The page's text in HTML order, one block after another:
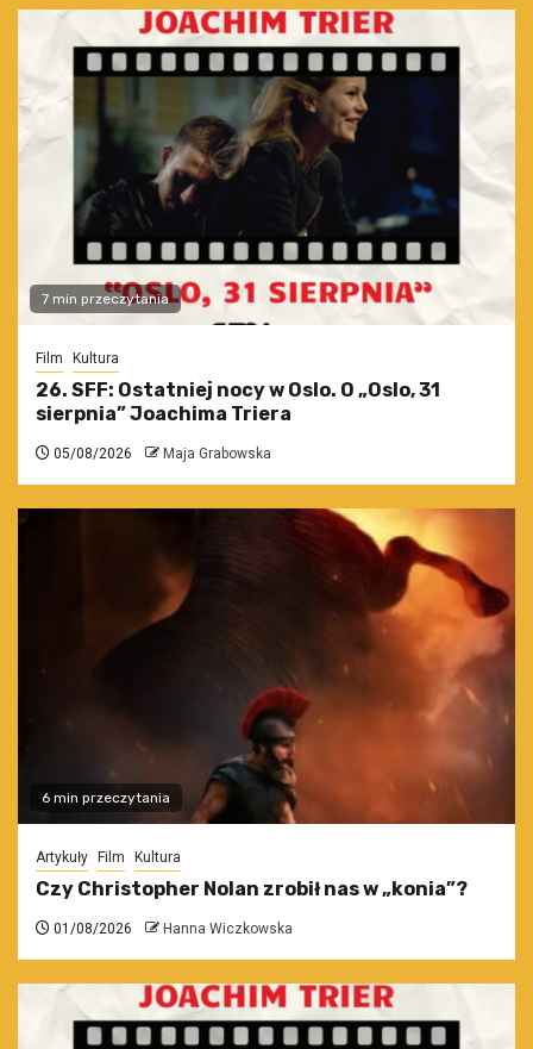
7 min przeczytania
Film Kultura
26. SFF: Ostatniej nocy w Oslo. O „Oslo, 31
sierpnia” Joachima Triera
05/08/2026 Maja Grabowska
6 min przeczytania
Artykuły Film Kultura
Czy Christopher Nolan zrobił nas w „konia”?
01/08/2026 Hanna Wiczkowska